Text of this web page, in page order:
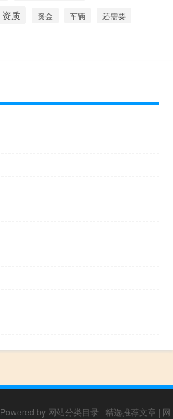
资质 资金 车辆 还需要
Powered by 网站分类目录 | 精选推荐文章 | 网